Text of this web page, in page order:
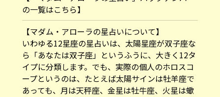
の一覧はこちら】
【マダム・アローラの星占いについて】
いわゆる12星座の星占いは、太陽星座が双子座な
ら「あなたは双子座」というふうに、大きく12タ
イプに分類します。でも、実際の個人のホロスコ
ープというのは、たとえば太陽サインは牡羊座で
あっても、月は天秤座、金星は牡牛座、火星は蠍